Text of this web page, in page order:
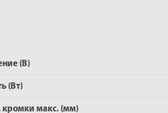
(В)
(Вт)
кромки макс. (мм)